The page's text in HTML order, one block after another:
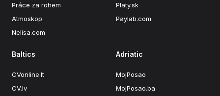
Práce za rohem
Atmoskop
Nelisa.com
Platy.sk
Paylab.com
Baltics
CVonline.lt
CV.lv
Adriatic
MojPosao
MojPosao.ba